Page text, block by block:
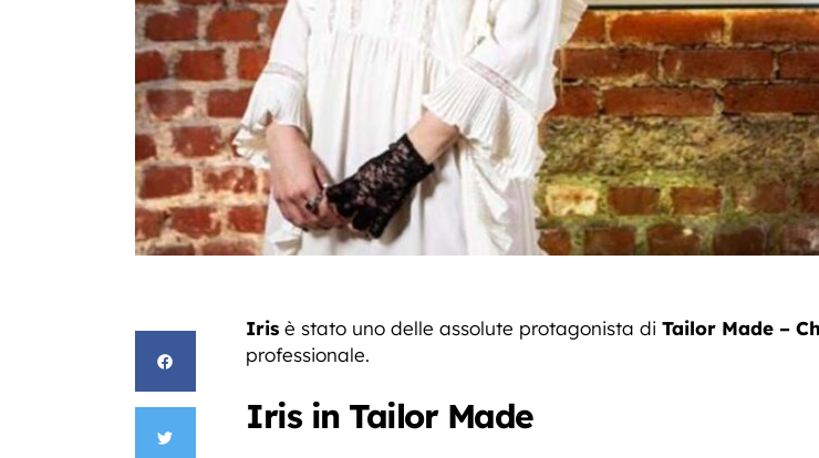
Iris è stato uno delle assolute protagonista di Tailor Made –
professionale.
Iris in Tailor Made